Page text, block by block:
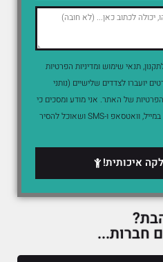
תנאי שימוש ומדיניות הפרטיות
יועברו לצדדים שלישיים (נותני
של האתר. אני מודע ומסכים כי
הפרטים ישמשו לצורך דיוור פרסומי במייל, וואטסאפ ו-SMS ושאוכל להסיר
איכותית!
חברות...